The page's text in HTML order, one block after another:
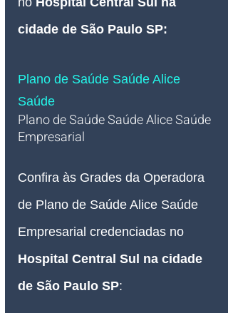
cidade de São Paulo SP:
Plano de Saúde Saúde Alice
Saúde
Plano de Saúde Saúde Alice Saúde
Empresarial
Confira às Grades da Operadora
de Plano de Saúde Alice Saúde
Empresarial credenciadas no
Hospital Central Sul na cidade
de São Paulo SP: